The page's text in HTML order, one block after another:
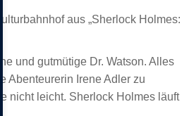
aus „Sherlock Holmes:
und gutmütige Dr. Watson. Alles
Abenteurerin Irene Adler zu
nicht leicht. Sherlock Holmes läuft